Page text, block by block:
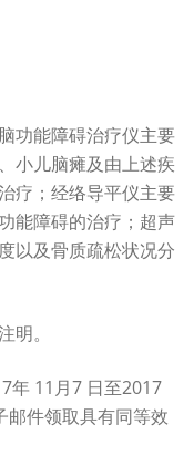
功能障碍治疗仪主要
小儿脑瘫及由上述疾
疗；经络导平仪主要
能障碍的治疗；超声
以及骨质疏松状况分
。
年 11月7 日至2017
邮件领取具有同等效